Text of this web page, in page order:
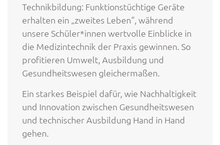
Technikbildung: Funktionstüchtige Geräte
erhalten ein „zweites Leben“, während
unsere Schüler*innen wertvolle Einblicke in
die Medizintechnik der Praxis gewinnen. So
profitieren Umwelt, Ausbildung und
Gesundheitswesen gleichermaßen.
Ein starkes Beispiel dafür, wie Nachhaltigkeit
und Innovation zwischen Gesundheitswesen
und technischer Ausbildung Hand in Hand
gehen.